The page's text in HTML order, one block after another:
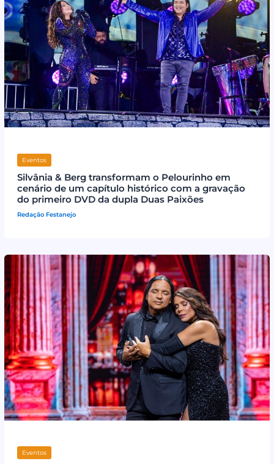
Eventos
Silvânia & Berg transformam o Pelourinho em
cenário de um capítulo histórico com a gravação
do primeiro DVD da dupla Duas Paixões
Redação Festanejo
Eventos